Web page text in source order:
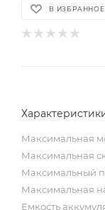
В ИЗБРАННОЕ
Максимальная
Максимальная
Максимальный
Максимальная
Емкость